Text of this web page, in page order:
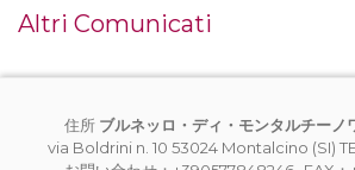
Altri Comunicati
住所 ブルネッロ・ディ・モンタルチーノ
via Boldrini n. 10 53024 Montalcino (SI)